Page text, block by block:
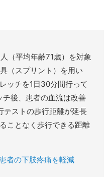
（平均年齢71歳）を対象
（スプリント）を用い
ッチを1日30分間行って
チ後、患者の血流は改善
テストの歩行距離が延長
ことなく歩行できる距離
者の下肢疼痛を軽減